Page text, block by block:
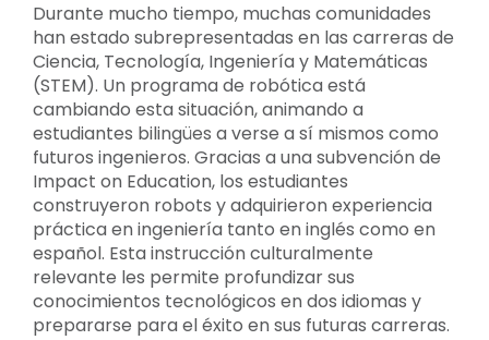
Durante mucho tiempo, muchas comunidades
han estado subrepresentadas en las carreras de
Ciencia, Tecnología, Ingeniería y Matemáticas
(STEM). Un programa de robótica está
cambiando esta situación, animando a
estudiantes bilingües a verse a sí mismos como
futuros ingenieros. Gracias a una subvención de
Impact on Education, los estudiantes
construyeron robots y adquirieron experiencia
práctica en ingeniería tanto en inglés como en
español. Esta instrucción culturalmente
relevante les permite profundizar sus
conocimientos tecnológicos en dos idiomas y
prepararse para el éxito en sus futuras carreras.